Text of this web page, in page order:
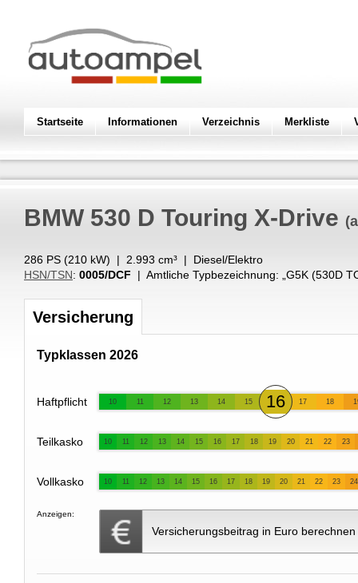
Startseite Informationen Verzeichnis Merkliste
BMW 530 D Touring X-Drive
286 PS (210 kW) | 2.993 cm³ | Diesel/Elektro
HSN/TSN: 0005/DCF | Amtliche Typbezeichnung: „ G5K (530D
Versicherung
Typklassen 2026
Haftpflicht 10 11 12 13 14 15 16 17 18
Teilkasko 10 11 12 13 14 15 16 17 18 19 20 21 22 23
Vollkasko 10 11 12 13 14 15 16 17 18 19 20 21 22 23 24
Anzeigen:
Versicherungsbeitrag in Euro berechnen